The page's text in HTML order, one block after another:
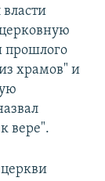
прошлого
храмов" и
вере".